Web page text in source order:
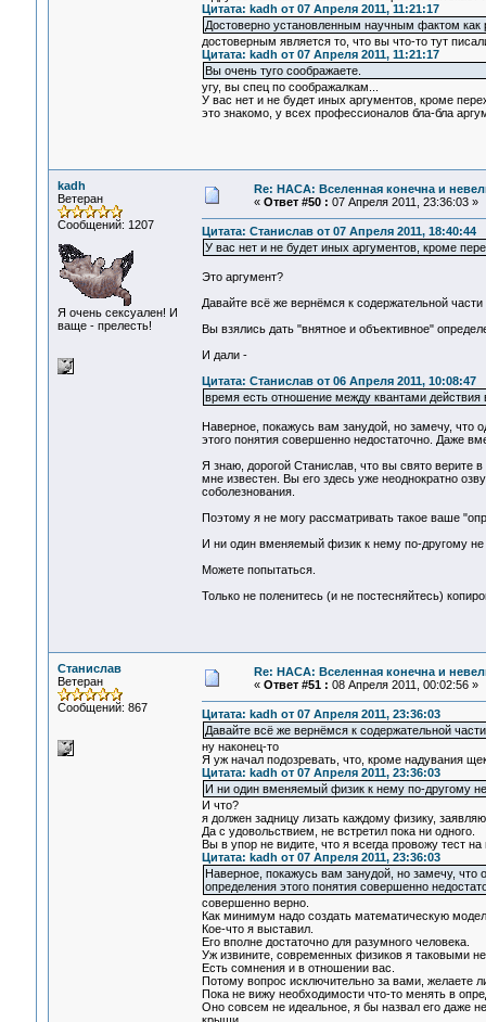
Цитата: kadh от 07 Апреля 2011, 11:21:17
Достоверно установленным научным фактом как
достоверным является то, что вы что-то тут
Цитата: kadh от 07 Апреля 2011, 11:21:17
Вы очень туго соображаете.
угу, вы спец по соображалкам...
У вас нет и не будет иных аргументов, кроме
это знакомо, у всех профессионалов бла-бла
kadh
Ветеран
Сообщений: 1207
Я очень сексуален! И
ваще - прелесть!
Re: НАСА: Вселенная конечна и
« Ответ #50 : 07 Апреля 2011, 23:36:03 »
Цитата: Станислав от 07 Апреля 2011, 18:40:44
У вас нет и не будет иных аргументов, кроме
Это аргумент?
Давайте всё же вернёмся к содержательной
Вы взялись дать "внятное и объективное"
И дали -
Цитата: Станислав от 06 Апреля 2011, 10:08:47
время есть отношение между квантами
Наверное, покажусь вам занудой, но замечу, что
этого понятия совершенно недостаточно. Даже
Я знаю, дорогой Станислав, что вы свято верите
мне известен. Вы его здесь уже неоднократно
соболезнования.
Поэтому я не могу рассматривать такое ваше
И ни один вменяемый физик к нему по-другому не
Можете попытаться.
Только не поленитесь (и не постесняйтесь)
Станислав
Ветеран
Сообщений: 867
Re: НАСА: Вселенная конечна и
« Ответ #51 : 08 Апреля 2011, 00:02:56 »
Цитата: kadh от 07 Апреля 2011, 23:36:03
Давайте всё же вернёмся к содержательной
ну наконец-то
Я уж начал подозревать, что, кроме надувания
Цитата: kadh от 07 Апреля 2011, 23:36:03
И ни один вменяемый физик к нему по-другому
И что?
я должен задницу лизать каждому физику,
Да с удовольствием, не встретил пока ни одного.
Вы в упор не видите, что я всегда провожу тест
Цитата: kadh от 07 Апреля 2011, 23:36:03
Наверное, покажусь вам занудой, но замечу, что
определения этого понятия совершенно
совершенно верно.
Как минимум надо создать математическую
Кое-что я выставил.
Его вполне достаточно для разумного человека.
Уж извините, современных физиков я таковыми
Есть сомнения и в отношении вас.
Потому вопрос исключительно за вами,
Пока не вижу необходимости что-то менять в
Оно совсем не идеальное, я бы назвал его даже